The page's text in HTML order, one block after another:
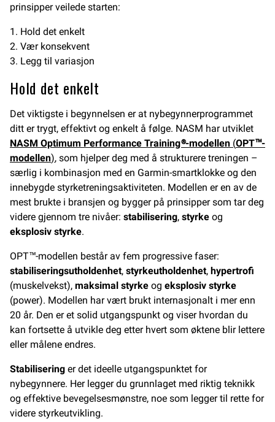
prinsipper veilede starten:
1. Hold det enkelt
2. Vær konsekvent
3. Legg til variasjon
Hold det enkelt
Det viktigste i begynnelsen er at nybegynnerprogrammet
ditt er trygt, effektivt og enkelt å følge. NASM har utviklet
NASM Optimum Performance Training®-modellen (OPT™-
modellen), som hjelper deg med å strukturere treningen –
særlig i kombinasjon med en Garmin-smartklokke og den
innebygde styrketreningsaktiviteten. Modellen er en av de
mest brukte i bransjen og bygger på prinsipper som tar deg
videre gjennom tre nivåer: stabilisering, styrke og
eksplosiv styrke.
OPT™-modellen består av fem progressive faser:
stabiliseringsutholdenhet, styrkeutholdenhet, hypertrofi
(muskelvekst), maksimal styrke og eksplosiv styrke
(power). Modellen har vært brukt internasjonalt i mer enn
20 år. Den er et solid utgangspunkt og viser hvordan du
kan fortsette å utvikle deg etter hvert som øktene blir lettere
eller målene endres.
Stabilisering er det ideelle utgangspunktet for
nybegynnere. Her legger du grunnlaget med riktig teknikk
og effektive bevegelsesmønstre, noe som legger til rette for
videre styrkeutvikling.